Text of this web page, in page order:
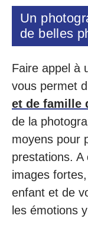
Un
de belles
Faire appel à
vous permet
et de famille
de la
moyens pour
prestations.
images
enfant et de
les émotions